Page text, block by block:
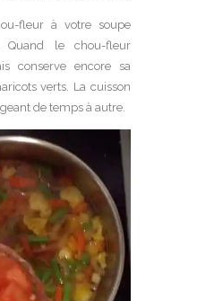
fleur à votre soupe
Quand le chou-fleur
conserve encore sa
verts. La cuisson
de temps à autre.